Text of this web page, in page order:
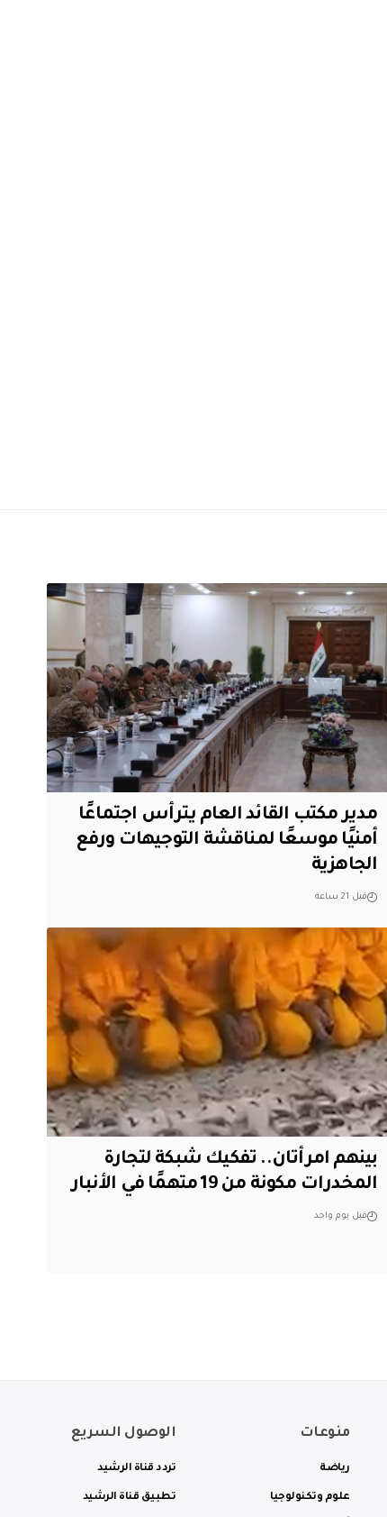
مدير مكتب القائد العام يترأس اجتماعًا
أمنيًا موسعًا لمناقشة التوجيهات ورفع
الجاهزية
قبل 21 ساعة
بينهم امرأتان.. تفكيك شبكة لتجارة
المخدرات مكونة من 19 متهمًا في الأنبار
قبل يوم واحد
منوعات
رياضة
علوم وتكنولوجيا
الوصول السريع
تردد قناة الرشيد
تطبيق قناة الرشيد